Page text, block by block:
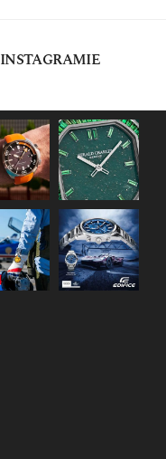
INSTAGRAMIE